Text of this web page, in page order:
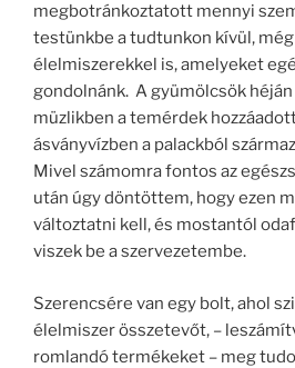
megbotránkoztatott mennyi
testünkbe a tudtunkon kívül,
élelmiszerekkel is, amelyeket
gondolnánk. A gyümölcsök
müzlikben a temérdek
ásványvízben a palackból
Mivel számomra fontos az
után úgy döntöttem, hogy ezen
változtatni kell, és mostantól
viszek be a szervezetembe.
Szerencsére van egy bolt, ahol
élelmiszer összetevőt, –
romlandó termékeket – meg